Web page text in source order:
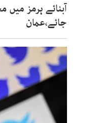
آبنائے ہرمز میں
جائے،عمان